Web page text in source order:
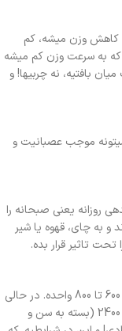
کاهش وزن میشه، کم
که به سرعت وزن کم میشه
بافتیه، نه چربیها! و
میتونه موجب عصبانیت و
روزانه یعنی صبحانه را
و به چای، قهوه یا شیر
تاثیر قرار بده.
کالری مصرفی در دورهی برنامه کانادایی چیزی حدود 600 تا 800 واحده. در حالی
که به صورت نرمال کالری مصرفی هر فرد بین 2000 تا 2400 (بسته به سن و